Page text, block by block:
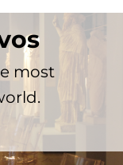
most